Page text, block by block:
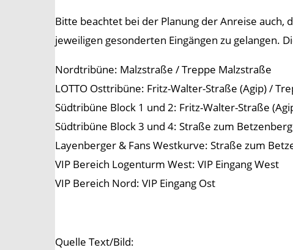
Bitte beachtet bei der Planung der Anreise
jeweiligen gesonderten Eingängen zu gelangen.
Nordtribüne: Malzstraße / Treppe Malzstraße
LOTTO Osttribüne: Fritz-Walter-Straße (Agip) /
Südtribüne Block 1 und 2: Fritz-Walter-Straße
Südtribüne Block 3 und 4: Straße zum
Layenberger & Fans Westkurve: Straße zum
VIP Bereich Logenturm West: VIP Eingang West
VIP Bereich Nord: VIP Eingang Ost
Quelle Text/Bild: